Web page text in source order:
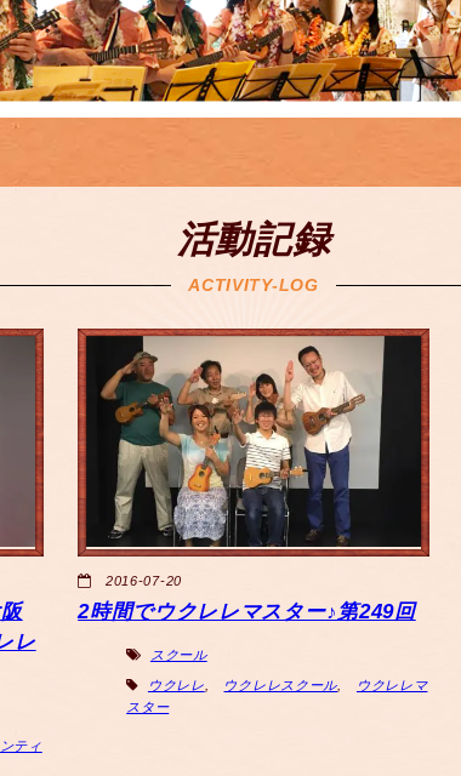
活動記録
ACTIVITY-LOG
レ
ティ
2016-07-20
2時間でウクレレマスター♪第249回
スクール
ウクレレ ウクレレスクール
ウクレレマ
スター